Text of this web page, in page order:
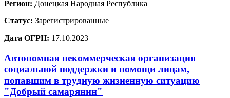
Регион: Донецкая Народная Республика
Статус: Зарегистрированные
Дата ОГРН: 17.10.2023
Автономная некоммерческая организация
социальной поддержки и помощи лицам,
попавшим в трудную жизненную ситуацию
"Добрый самарянин"